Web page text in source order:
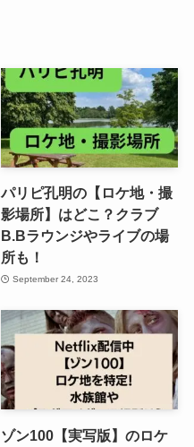
パリピ孔明の【ロケ地・撮
影場所】はどこ？クラブ
B.Bラウンジやライブの場
所も！
September 24, 2023
ゾン100【実写版】のロケ